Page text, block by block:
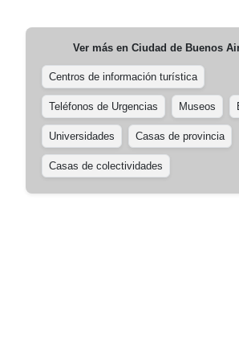
Ver más en Ciudad de Buenos
Centros de información turística
Teléfonos de Urgencias Museos
Universidades Casas de provincia
Casas de colectividades